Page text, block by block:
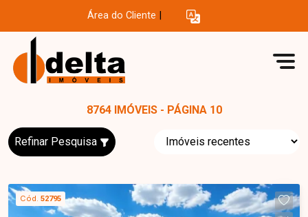
Área do Cliente
8764 IMÓVEIS - PÁGINA 10
Refinar Pesquisa
Cód. 52795